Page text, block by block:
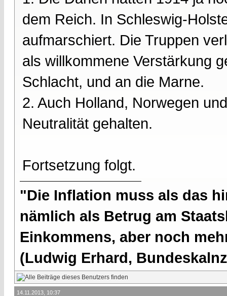
dem Reich. In Schleswig-
aufmarschiert. Die Truppen
als willkommene Verstärkung
Schlacht, und an die Marne.
2. Auch Holland, Norwegen
Neutralität gehalten.
Fortsetzung folgt.
"Die Inflation muss als das
nämlich als Betrug am
Einkommens, aber noch
(Ludwig Erhard,
14.11.2013, 10:37